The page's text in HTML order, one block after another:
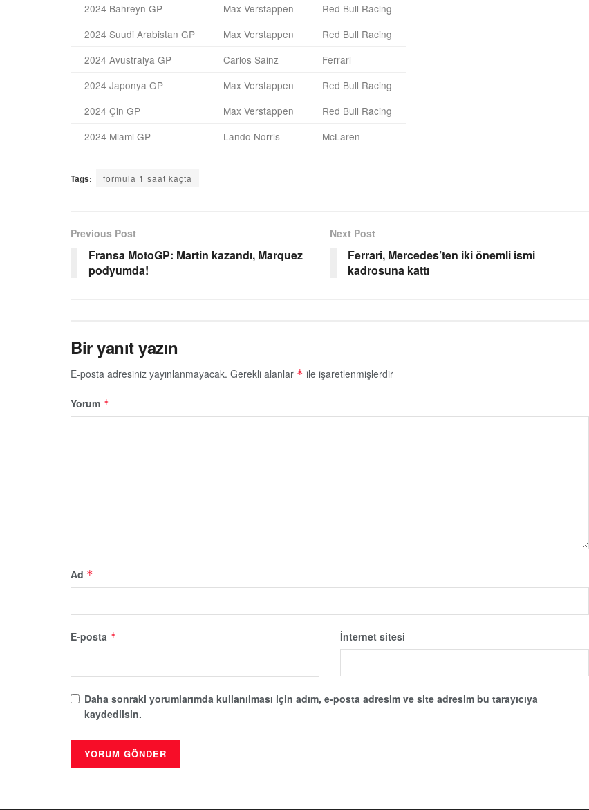
2024 Bahreyn GP
Max Verstappen
Red Bull Racing
2024 Suudi Arabistan GP
Max Verstappen
Red Bull Racing
2024 Avustralya GP
Carlos Sainz
Ferrari
2024 Japonya GP
Max Verstappen
Red Bull Racing
2024 Çin GP
Max Verstappen
Red Bull Racing
2024 Miami GP
Lando Norris McLaren
Tags: formula 1 saat kaçta
Previous Post
Fransa MotoGP: Martin kazandı, Marquez
podyumda!
Next Post
Ferrari, Mercedes’ten iki önemli ismi
kadrosuna kattı
Bir yanıt yazın
E-posta adresiniz yayınlanmayacak. Gerekli alanlar * ile işaretlenmişlerdir
Yorum *
Ad *
E-posta * İnternet sitesi
Daha sonraki yorumlarımda kullanılması için adım, e-posta adresim ve site adresim bu tarayıcıya
kaydedilsin.